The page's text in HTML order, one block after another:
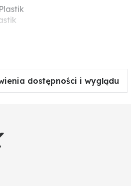
50
wtryskiwacza
na stronie XXX.
dostępności i wyglądu